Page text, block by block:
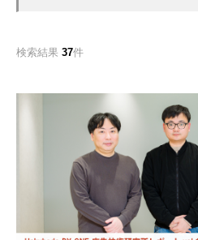
検索結果 37件